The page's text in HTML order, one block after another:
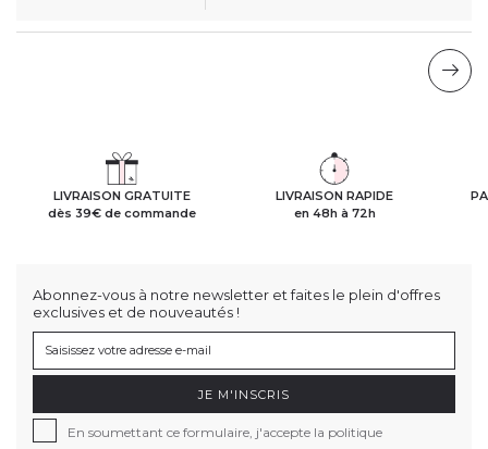
LIVRAISON GRATUITE
dès 39€ de commande
LIVRAISON RAPIDE
en 48h à 72h
Abonnez-vous à notre newsletter et faites le plein d'offres
exclusives et de nouveautés !
JE M'INSCRIS
En soumettant ce formulaire, j'accepte la politique